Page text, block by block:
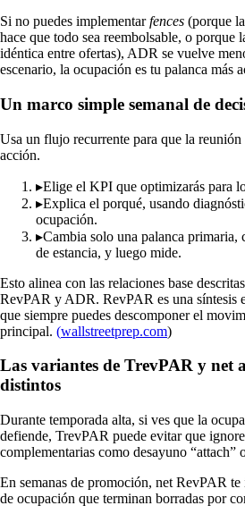
Si no puedes implementarfences (porque
hace que todo sea reembolsable, o porque
idéntica entre ofertas), ADR se vuelve
escenario, la ocupación es tu palanca más
Un marco simple semanal de
Usa un flujo recurrente para que la reunión
acción.
▸Elige el KPI que optimizarás para
▸Explica el porqué, usando
ocupación.
▸Cambia solo una palanca primaria,
de estancia, y luego mide.
Esto alinea con las relaciones base
RevPAR y ADR. RevPAR es una síntesis
que siempre puedes descomponer el
principal. (wallstreetprep.com)
Las variantes de TrevPAR y net
distintos
Durante temporada alta, si ves que la
defiende, TrevPAR puede evitar que
complementarias como desayuno “attach”
En semanas de promoción, net RevPAR
de ocupación que terminan borradas por